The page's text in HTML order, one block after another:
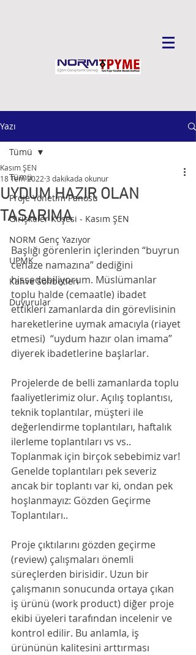
Yazı
Tümü
Proje Yönetim Panosu
Girişkeler Köşesi - Kasım ŞEN
NORM Genç Yazıyor
UPMK
Kahve Sohbetleri
Duyurular
Tümü
UYDUM HAZIR OLAN
TASARIMA
Kasım ŞEN
18 Tem 2022 3 dakikada okunur
Başlığı görenlerin içlerinden “buyrun
cenaze namazına” dediğini
hissedebiliyorum. Müslümanlar
toplu halde (cemaatle) ibadet
ettikleri zamanlarda din görevlisinin
hareketlerine uymak amacıyla (riayet
etmesi)  “uydum hazır olan imama”
diyerek ibadetlerine başlarlar.
Projelerde de belli zamanlarda toplu
faaliyetlerimiz olur. Açılış toplantısı,
teknik toplantılar, müşteri ile
değerlendirme toplantıları, haftalık
ilerleme toplantıları vs vs..
Toplanmak için birçok sebebimiz var!
Genelde toplantıları pek severiz
ancak bir toplantı var ki, ondan pek
hoşlanmayız: Gözden Geçirme
Toplantıları..
Proje çıktılarını gözden geçirme
(review) çalışmaları önemli
süreçlerden birisidir. Uzun bir
çalışmanın sonucunda ortaya çıkan
iş ürünü (work product) diğer proje
ekibi üyeleri tarafından incelenir ve
kontrol edilir. Bu anlamla, iş
ürününün kalitesini arttırması